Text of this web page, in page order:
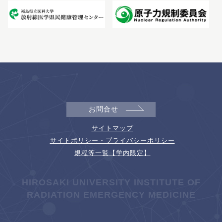
お問合せ
サイトマップ
サイトポリシー・プライバシーポリシー
規程等一覧【学内限定】
HIROSAKI UNIVERSITY INSTITUTE OF
RADIATION EMERGENCY MEDICINE